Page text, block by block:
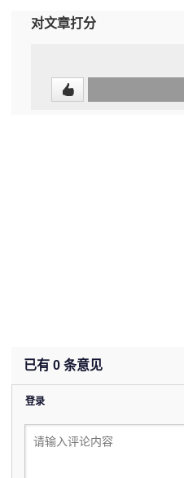
对文章打分
已有 0 条意见
登录